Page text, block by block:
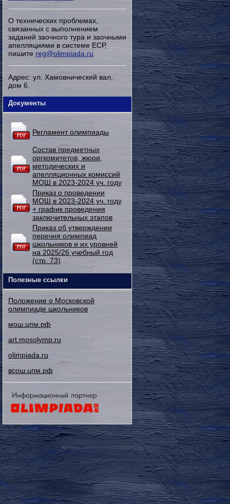
О технических проблемах,
связанных с выполнением
заданий заочного тура и заочными
апелляциями в системе ЕСР,
пишите reg@olimpiada.ru
Адрес: ул. Хамовнический вал,
дом 6.
Документы
Регламент олимпиады
Состав предметных
оргкомитетов, жюри,
методических и
апелляционных комиссий
МОШ в 2023-2024 уч. году
Приказ о проведении
МОШ в 2023-2024 уч. году
+ график проведения
заключительных этапов
Приказ об утверждении
перечня олимпиад
школьников и их уровней
на 2025/26 учебный год
(стр. 73)
Полезные ссылки
Положение о Московской
олимпиаде школьников
мош.цпм.рф
art.mosolymp.ru
olimpiada.ru
всош.цпм.рф